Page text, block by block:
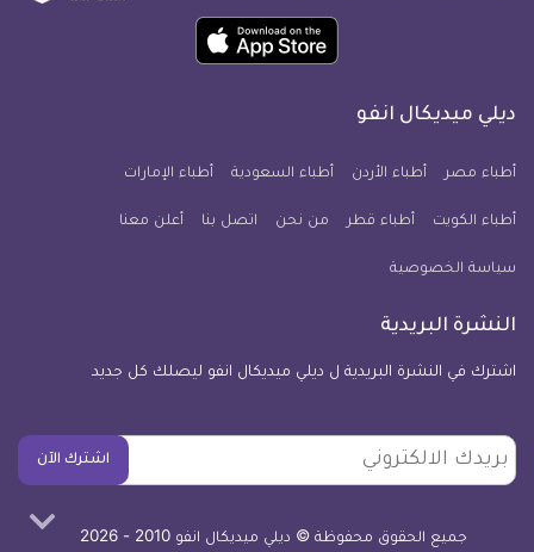
فيسبوكتويتر
ميديكال
يوتيوب
ميديكال
انفو
ميديكال
انفو
ميديكال
انفو
حمل
تطبيق
معلومة
للآيفون
ديلي ميديكال انفو
أطباء مصر أطباء الأردن أطباء السعودية أطباء الإمارات
أطباء الكويت أطباء قطر من نحن اتصل بنا أعلن معنا
سياسة الخصوصية
النشرة البريدية
اشترك في النشرة البريدية ل ديلي ميديكال انفو ليصلك كل جديد
بريدك
الالكتروني
اشترك الآن
جميع الحقوق محفوظة © ديلي ميديكال انفو 2010 - 2026